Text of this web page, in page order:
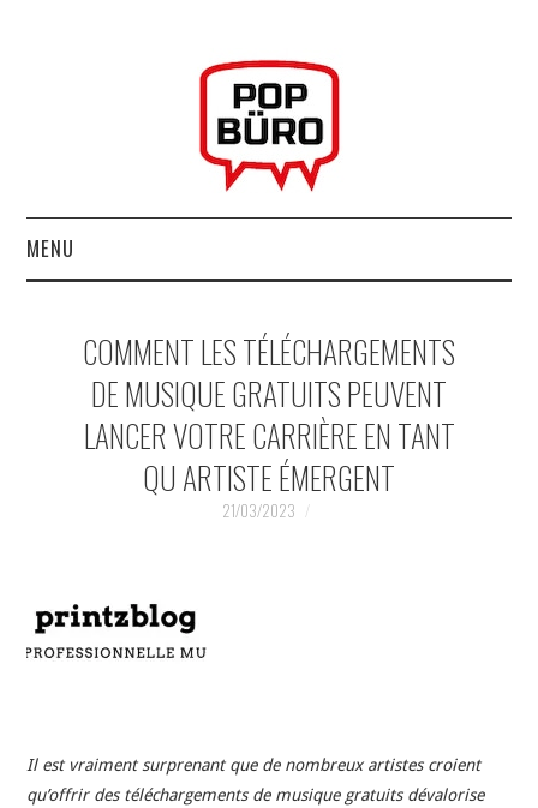
MENU
MUSIQUESACTUELLES.NET
GABBA GABBA HEY !
LES LABELS
DOKO
COMMENT LES TÉLÉCHARGEMENTS
DE MUSIQUE GRATUITS PEUVENT
LANCER VOTRE CARRIÈRE EN TANT
QU ARTISTE ÉMERGENT
21/03/2023
Il est vraiment surprenant que de nombreux artistes croient
qu’offrir des téléchargements de musique gratuits dévalorise